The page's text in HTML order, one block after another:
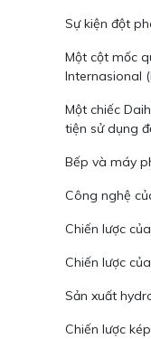
Sự kiện đột
Một cột mốc
Internasional
Một chiếc
tiện sử dụng
Bếp và máy
Công nghệ
Chiến lược
Chiến lược
Sản xuất
Chiến lược